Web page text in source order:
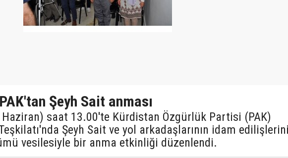
Şeyh Sait anması
saat 13.00'te Kürdistan Özgürlük Partisi (PAK)
Şeyh Sait ve yol arkadaşlarının idam
vesilesiyle bir anma etkinliği düzenlendi.